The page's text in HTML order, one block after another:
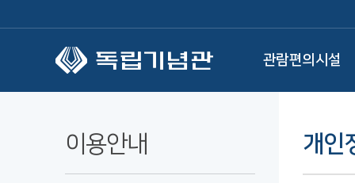
관람편의시설
이용안내 개인